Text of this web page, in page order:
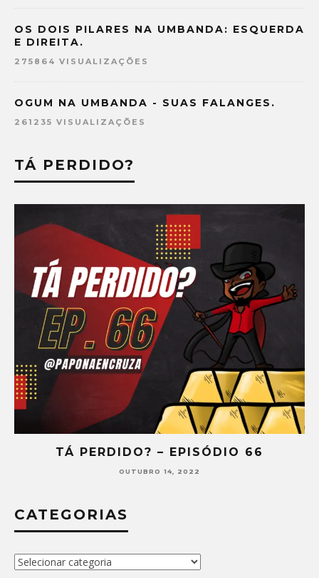
OS DOIS PILARES NA UMBANDA: ESQUERDA
E DIREITA.
275864 VISUALIZAÇÕES
OGUM NA UMBANDA - SUAS FALANGES.
261235 VISUALIZAÇÕES
TÁ PERDIDO?
TÁ PERDIDO? – EPISÓDIO 65
SETEMBRO 30, 2022
CATEGORIAS
Categorias